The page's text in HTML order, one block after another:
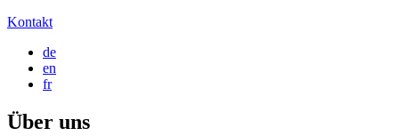
Kontakt
de
en
fr
Über uns